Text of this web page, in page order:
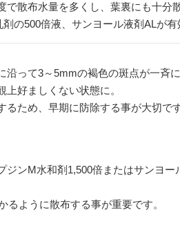
散布水量を多くし、葉裏にも十分
の500倍液、サンヨール液剤ALが有
って3～5mmの褐色の斑点が一斉に
好ましくない状態に。
ため、早期に防除する事が大切です
ンM水和剤1,500倍またはサンヨー
ように散布する事が重要です。